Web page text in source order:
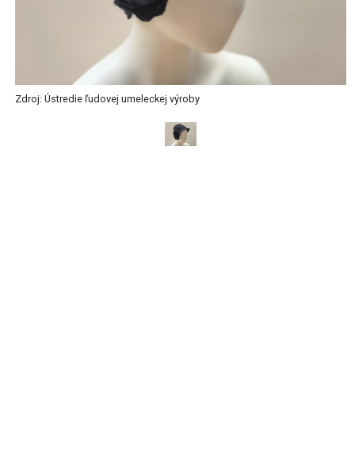
Zdroj: Ústredie ľudovej umeleckej výroby